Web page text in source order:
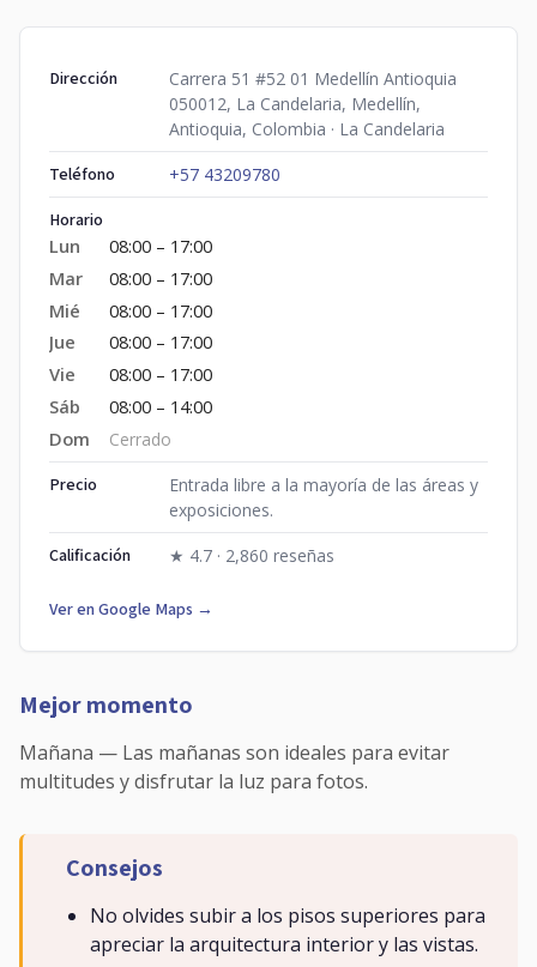
Dirección
Carrera 51 #52 01 Medellín Antioquia
050012, La Candelaria, Medellín,
Antioquia, Colombia · La Candelaria
Teléfono +57 43209780
Horario
Lun
08:00 – 17:00
Mar
08:00 – 17:00
Mié
08:00 – 17:00
Jue
08:00 – 17:00
Vie
08:00 – 17:00
Sáb
08:00 – 14:00
Dom
Cerrado
Precio
Entrada libre a la mayoría de las áreas y
exposiciones.
Calificación ★ 4.7 · 2,860 reseñas
Ver en Google Maps →
Mejor momento
Mañana — Las mañanas son ideales para evitar
multitudes y disfrutar la luz para fotos.
Consejos
No olvides subir a los pisos superiores para
apreciar la arquitectura interior y las vistas.